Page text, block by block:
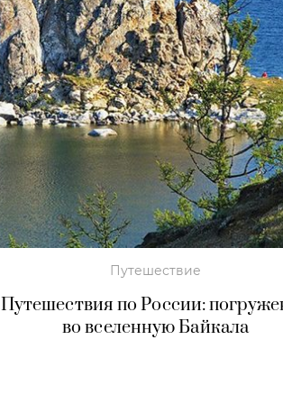
Путешествие
Путешествия по России:
во вселенную Байкала